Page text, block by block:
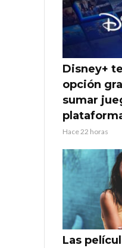
Disney+
opción
sumar
Hace 22 horas
Las